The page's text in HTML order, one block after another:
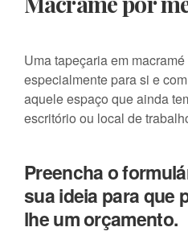
Uma tapeçaria em
especialmente para si e
aquele espaço que ainda
escritório ou local de
Preencha o
sua ideia para que
lhe um orçamento.